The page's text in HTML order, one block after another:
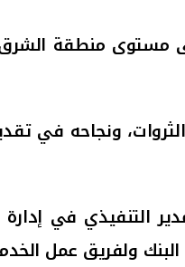
مستوى منطقة الشرق
الثروات، ونجاحه في
في إدارة
ولفريق عمل